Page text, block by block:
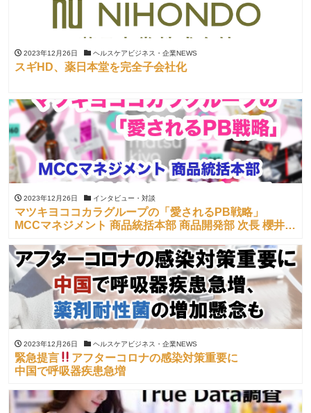
2023年12月26日 ヘルスケアビジネス・企業NEWS
スギHD、薬日本堂を完全子会社化
2023年12月26日 インタビュー・対談
マツキヨココカラグループの「愛されるPB戦略」
MCCマネジメント 商品統括本部 商品開発部 次長 櫻井壱
2023年12月26日 ヘルスケアビジネス・企業NEWS
緊急提言
アフターコロナの感染対策重要に
中国で呼吸器疾患急増